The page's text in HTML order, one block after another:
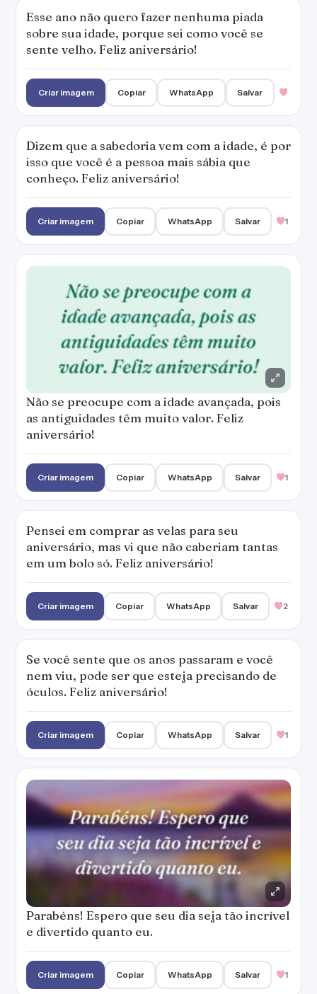
Esse ano não quero fazer nenhuma piada
sobre sua idade, porque sei como você se
sente velho. Feliz aniversário!
Criar imagem Copiar WhatsApp Salvar
Dizem que a sabedoria vem com a idade, é por
isso que você é a pessoa mais sábia que
conheço. Feliz aniversário!
Criar imagem Copiar WhatsApp Salvar 1
Não se preocupe com a idade avançada, pois
as antiguidades têm muito valor. Feliz
aniversário!
Criar imagem Copiar WhatsApp Salvar 1
Pensei em comprar as velas para seu
aniversário, mas vi que não caberiam tantas
em um bolo só. Feliz aniversário!
Criar imagem Copiar WhatsApp Salvar 2
Se você sente que os anos passaram e você
nem viu, pode ser que esteja precisando de
óculos. Feliz aniversário!
Criar imagem Copiar WhatsApp Salvar 1
Parabéns! Espero que seu dia seja tão incrível
e divertido quanto eu.
Criar imagem Copiar WhatsApp Salvar 1